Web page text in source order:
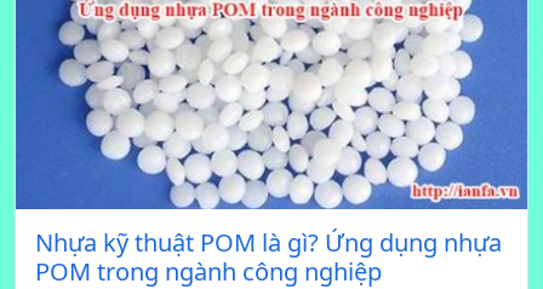
Nhựa kỹ thuật POM là gì? Ứng dụng nhựa
POM trong ngành công nghiệp